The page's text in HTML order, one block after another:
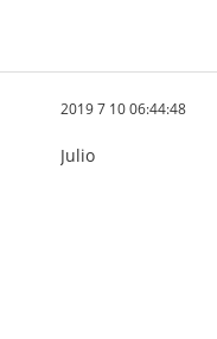
2019 7 10 06:44:48
Julio